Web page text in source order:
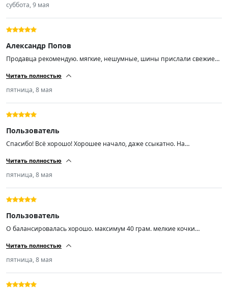
суббота, 9 мая
Александр Попов
Продавца рекомендую. мягкие, нешумные, шины прислали свежие
Читать полностью
пятница, 8 мая
Пользователь
Спасибо! Всё хорошо! Хорошее начало, даже ссыкатно. На
30гр. это максимум. Диски стальные ваз r14 заводские 5 лет
эксплуатации. Недокама, блеватти, хердеганд что-то.... Если продавец
точно знает что делает, то можно пожелать только успехов во всём!
Читать полностью
пятница, 8 мая
Пользователь
О балансировалась хорошо. максимум 40 грам. мелкие кочки
Читать полностью
пятница, 8 мая